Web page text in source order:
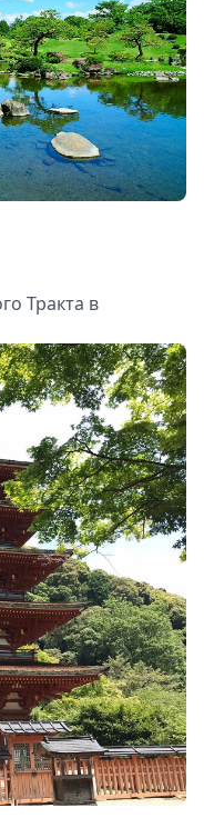
Тракта в